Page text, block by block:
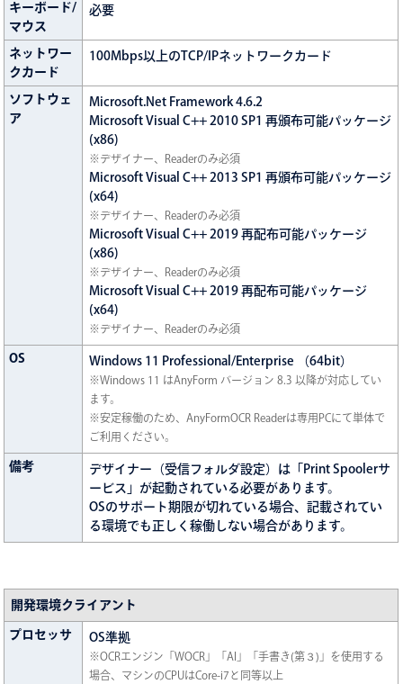
キーボード/
マウス
必要
ネットワー
クカード
100Mbps以上のTCP/IPネットワークカード
ソフトウェ
ア
Microsoft.Net Framework 4.6.2
Microsoft Visual C++ 2010 SP1 再頒布可能パッケージ
(x86)
※デザイナー、Readerのみ必須
Microsoft Visual C++ 2013 SP1 再頒布可能パッケージ
(x64)
※デザイナー、Readerのみ必須
Microsoft Visual C++ 2019 再配布可能パッケージ
(x86)
※デザイナー、Readerのみ必須
Microsoft Visual C++ 2019 再配布可能パッケージ
(x64)
※デザイナー、Readerのみ必須
OS Windows 11 Professional/Enterprise （64bit）
※Windows 11 はAnyForm バージョン 8.3 以降が対応してい
ます。
※安定稼働のため、AnyFormOCR Readerは専用PCにて単体で
ご利用ください。
備考
デザイナー（受信フォルダ設定）は「Print Spoolerサ
ービス」が起動されている必要があります。
OSのサポート期限が切れている場合、記載されてい
る環境でも正しく稼働しない場合があります。
開発環境クライアント
プロセッサ OS準拠
※OCRエンジン「WOCR」「AI」「手書き(第３)」を使用する
場合、マシンのCPUはCore-i7と同等以上